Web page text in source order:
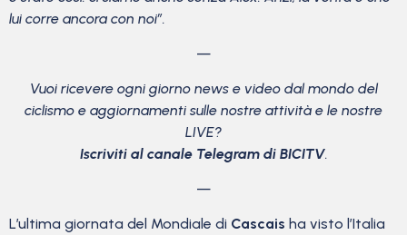
lui corre ancora con noi”.
—
Vuoi ricevere ogni giorno news e video dal mondo del
ciclismo e aggiornamenti sulle nostre attività e le nostre
LIVE?
Iscriviti al canale Telegram di BICITV.
—
L’ultima giornata del Mondiale di Cascais ha visto l’Italia